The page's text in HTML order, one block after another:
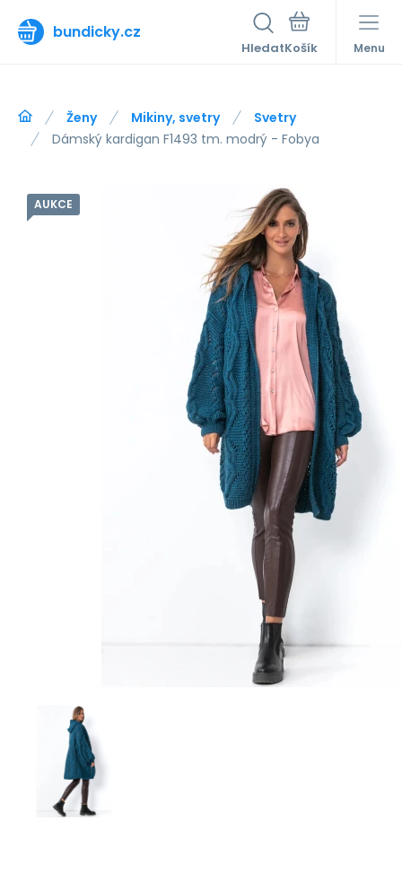
bundicky.cz
Hledat Menu
Ženy Mikiny, svetry
Svetry
Dámský kardigan F1493 tm. modrý - Fobya
AUKCE